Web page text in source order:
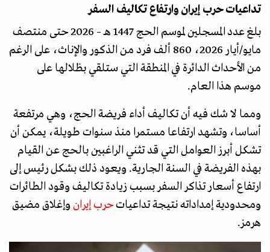
تداعيات حرب إيران وارتفاع تكاليف السفر
بلغ عدد المسجلين لموسم الحج 1447 هـ – 2026 حتى منتصف
مايو/أيار 2026، 860 ألف فرد من الذكور والإناث، على الرغم
من الأحداث الدائرة في المنطقة التي ستلقي بظلالها على
موسم هذا العام.
ومما لا شك فيه أن تكاليف أداء فريضة الحج، وهي مرتفعة
أساسا، وتشهد ارتفاعا مستمرا منذ سنوات طويلة، يمكن أن
تشكل أبرز العوامل التي قد تثني الراغبين بالحج عن القيام
بهذه الفريضة في السنة الجارية. ويعود ذلك بشكل رئيس إلى
ارتفاع أسعار تذاكر السفر بسبب زيادة تكاليف وقود الطائرات
ومحدودية إمداداته نتيجة تداعياتحرب إيران وإغلاق مضيق
هرمز.